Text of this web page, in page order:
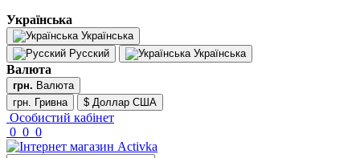
Українська
Українська
Русский
Українська
Валюта
грн. Валюта
грн. Гривна
$ Доллар США
Особистий кабінет
0 0 0